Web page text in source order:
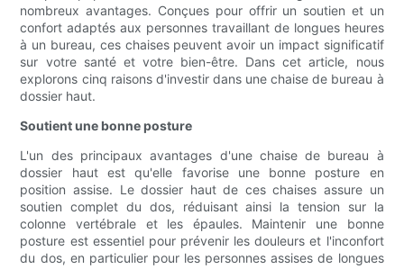
nombreux avantages. Conçues pour offrir un soutien et un
confort adaptés aux personnes travaillant de longues heures
à un bureau, ces chaises peuvent avoir un impact significatif
sur votre santé et votre bien-être. Dans cet article, nous
explorons cinq raisons d'investir dans une chaise de bureau à
dossier haut.
Soutient une bonne posture
L'un des principaux avantages d'une chaise de bureau à
dossier haut est qu'elle favorise une bonne posture en
position assise. Le dossier haut de ces chaises assure un
soutien complet du dos, réduisant ainsi la tension sur la
colonne vertébrale et les épaules. Maintenir une bonne
posture est essentiel pour prévenir les douleurs et l'inconfort
du dos, en particulier pour les personnes assises de longues